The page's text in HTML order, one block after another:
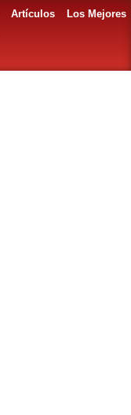
Artículos
Los Mejores